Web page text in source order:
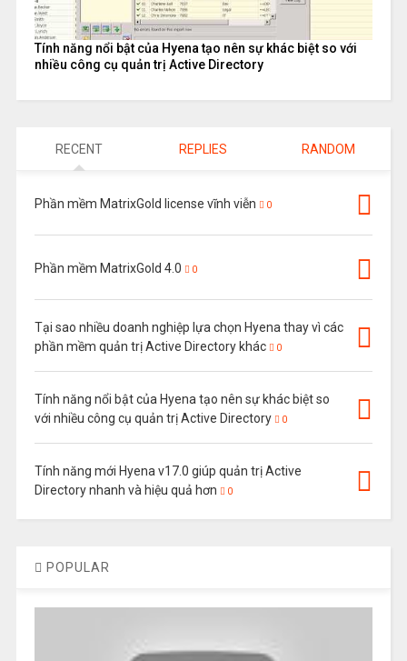
Tính năng nổi bật của Hyena tạo nên sự khác biệt so với
nhiều công cụ quản trị Active Directory
RECENT REPLIES RANDOM
Phần mềm MatrixGold license vĩnh viễn 0
Phần mềm MatrixGold 4.0 0
Tại sao nhiều doanh nghiệp lựa chọn Hyena thay vì các
phần mềm quản trị Active Directory khác
0
Tính năng nổi bật của Hyena tạo nên sự khác biệt so
với nhiều công cụ quản trị Active Directory
0
Tính năng mới Hyena v17.0 giúp quản trị Active
Directory nhanh và hiệu quả hơn
0
POPULAR